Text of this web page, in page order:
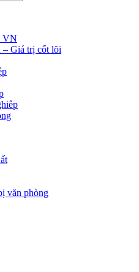
VN
– Giá trị cốt lõi
văn phòng